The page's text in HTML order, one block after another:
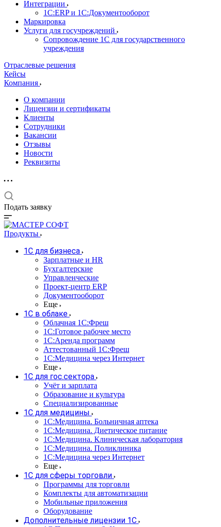
Интеграции
1С:ERP и 1С:Документооборот
Маркировка
Услуги для госучреждений
Сопровождение 1С для государственного
учреждения
Отраслевые решения
Кейсы
Компания
О компании
Лицензии и сертификаты
Клиенты
Сотрудники
Вакансии
Отзывы
Новости
Реквизиты
Подать заявку
Продукты
1С для бизнеса
Зарплатные и HR
Бухгалтерские
Управленческие
Проект-центр ERP
Документооборот
Еще
1C в облаке
Облачная 1С:Фреш
1С:Готовое рабочее место
1C:Аренда программ
Аттестованный 1С:Фреш
1С:Медицина через Интернет
Еще
1С для гос.сектора
Учёт и зарплата
Образование и культура
Специализированные
1С для медицины
1С:Медицина. Больничная аптека
1С:Медицина. Диетическое питание
1С:Медицина. Клиническая лаборатория
1С:Медицина. Поликлиника
1С:Медицина через Интернет
Еще
1С для сферы торговли
Программы для торговли
Комплекты для автоматизации
Мобильные приложения
Оборудование
Дополнительные лицензии 1С